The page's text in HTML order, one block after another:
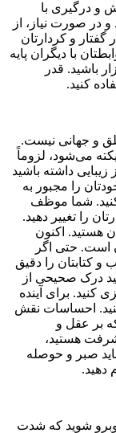
و درگیری با
و در صورت نیاز، از
گفتار و کردارتان
با دیگران پایه
باشید. قدر
کنید.
و جهانی نیست.
می‌شود، لزوماً
داشته باشید
را مجبور به
شما موظف
را تغییر دهید.
هستید. اکنون
است. حتی اگر
و کتابتان را دقیق
درک صحیحی از
کنید. برای آینده
احساسات نقش
بر عقل و
هستید،
صبر و حوصله
دهید.
شوید که شدت